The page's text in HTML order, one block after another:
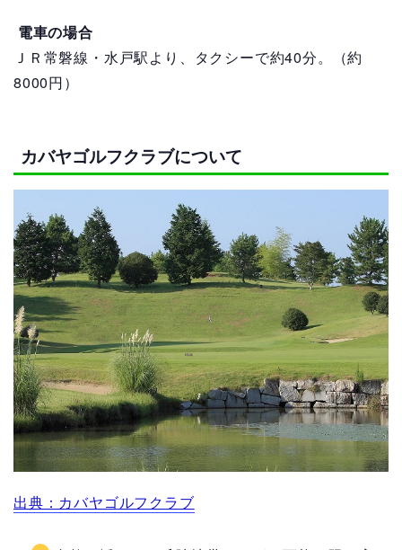
電車の場合
ＪＲ常磐線・水戸駅より、タクシーで約40分。（約
8000円）
カバヤゴルフクラブについて
出典：カバヤゴルフクラブ